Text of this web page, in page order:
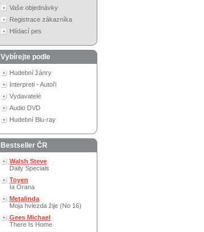
Vaše objednávky
Registrace zákazníka
Hlídací pes
Vybírejte podle
Hudební žánry
Interpreti - Autoři
Vydavatelé
Audio DVD
Hudební Blu-ray
Bestseller ČR
Walsh Steve
Daily Specials
Toyen
Ia Orana
Metalinda
Moja hviezda žije (No 16)
Gees Michael
There Is Home